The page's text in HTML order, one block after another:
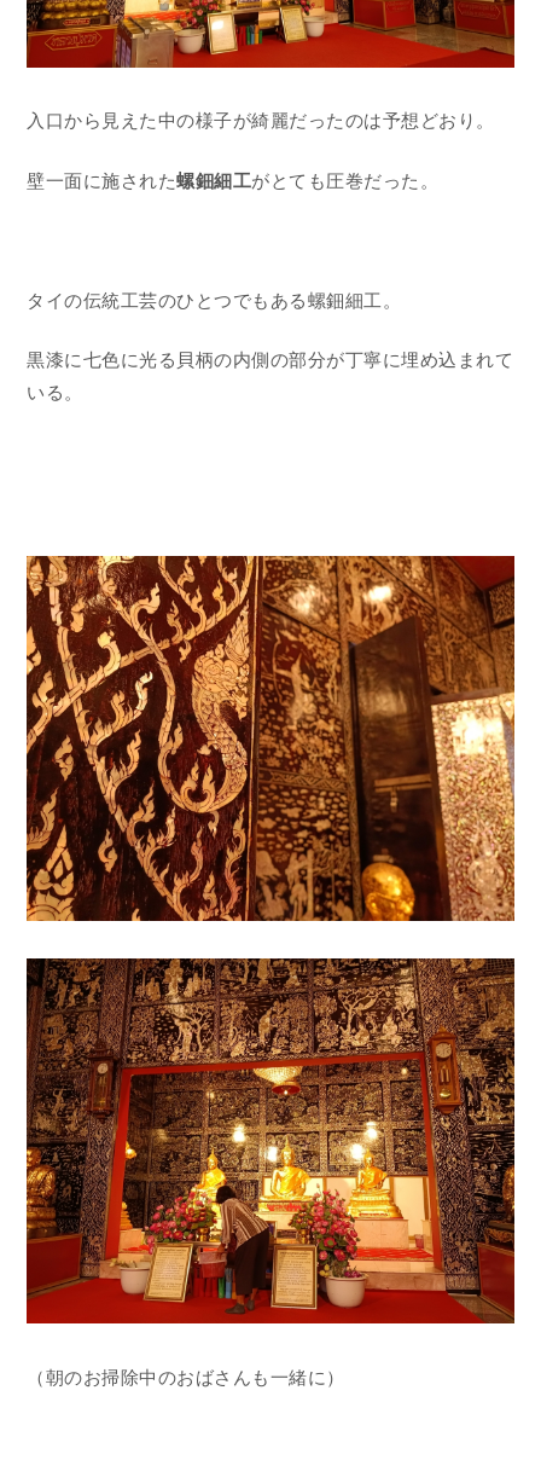
入口から見えた中の様子が綺麗だったのは予想どおり。
壁一面に施された螺鈿細工がとても圧巻だった。
タイの伝統工芸のひとつでもある螺鈿細工。
黒漆に七色に光る貝柄の内側の部分が丁寧に埋め込まれて
いる。
（朝のお掃除中のおばさんも一緒に）